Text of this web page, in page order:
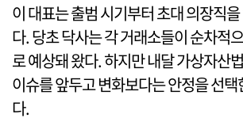
이 대표는 출범 시기부터 초대 의장직
다. 당초 닥사는 각 거래소들이 순차적
로 예상돼 왔다. 하지만 내달 가상자산
이슈를 앞두고 변화보다는 안정을 선
다.